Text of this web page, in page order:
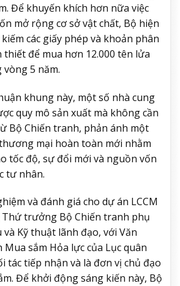
Để khuyến khích hơn nữa việc
mở rộng cơ sở vật chất, Bộ hiện
các giấy phép và khoản phân
thiết để mua hơn 12.000 tên lửa
5 năm.
khung này, một số nhà cung
quy mô sản xuất mà không cần
Bộ Chiến tranh, phản ánh một
mại hoàn toàn mới nhằm
tốc độ, sự đổi mới và nguồn vốn
tư nhân.
và đánh giá cho dự án LCCM
Thứ trưởng Bộ Chiến tranh phụ
Kỹ thuật lãnh đạo, với Văn
sắm Hỏa lực của Lục quân
tác tiếp nhận và là đơn vị chủ đạo
Để khởi động sáng kiến này, Bộ